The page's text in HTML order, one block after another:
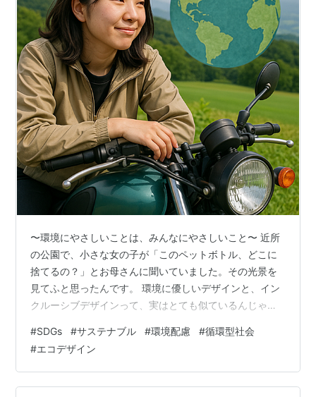
〜環境にやさしいことは、みんなにやさしいこと〜 近所
の公園で、小さな女の子が「このペットボトル、どこに
捨てるの？」とお母さんに聞いていました。その光景を
見てふと思ったんです。 環境に優しいデザインと、イン
クルーシブデザインって、実はとても似ているんじゃな
「誰にでも使いやすい」「無駄がない」──そんな共通点
があるんです。 ♻️ 循環型デザインの優しさ 修理しやすい
ものづくり 🔧壊れたら捨てるのではなく、直して長く使
える工夫。パーツが扱いやすければ、手先が不自由な人
#SDGs #サステナブル #環境配慮 #循環型社会
#エコデザイン